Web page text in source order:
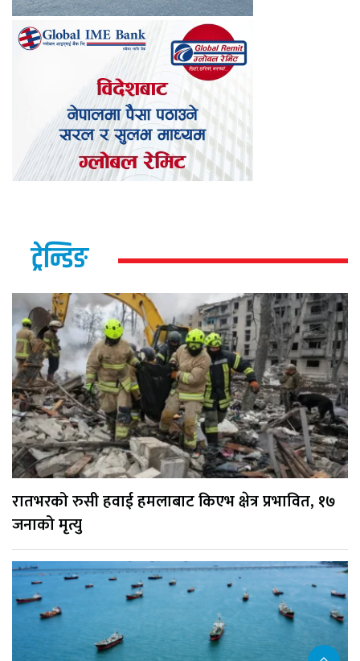
ट्रेन्डिङ
रातभरको रुसी हवाई हमलाबाट किएभ क्षेत्र प्रभावित, १७
जनाको मृत्यु